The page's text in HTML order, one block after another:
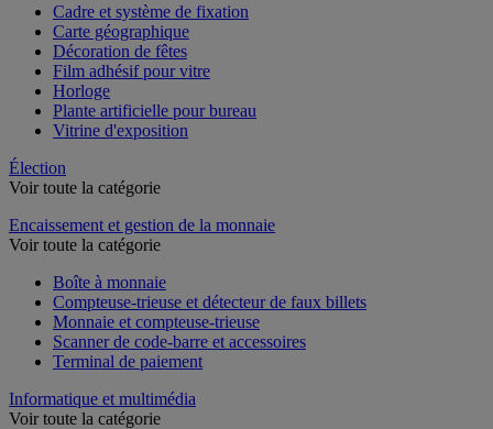
Cadre et système de fixation
Carte géographique
Décoration de fêtes
Film adhésif pour vitre
Horloge
Plante artificielle pour bureau
Vitrine d'exposition
Élection
Voir toute la catégorie
Encaissement et gestion de la monnaie
Voir toute la catégorie
Boîte à monnaie
Compteuse-trieuse et détecteur de faux billets
Monnaie et compteuse-trieuse
Scanner de code-barre et accessoires
Terminal de paiement
Informatique et multimédia
Voir toute la catégorie